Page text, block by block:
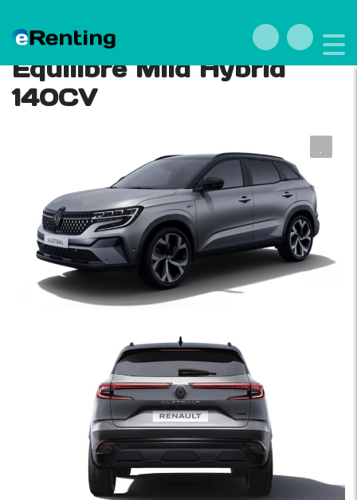
Renting Renault Austral
Equilibre Mild Hybrid
140CV